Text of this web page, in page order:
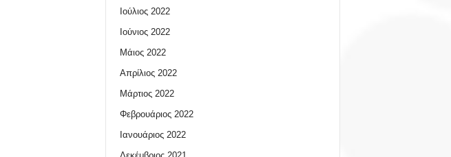
Ιούλιος 2022
Ιούνιος 2022
Μάιος 2022
Απρίλιος 2022
Μάρτιος 2022
Φεβρουάριος 2022
Ιανουάριος 2022